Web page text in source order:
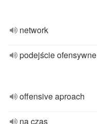
network
podejście ofensywne
offensive aproach
na czas